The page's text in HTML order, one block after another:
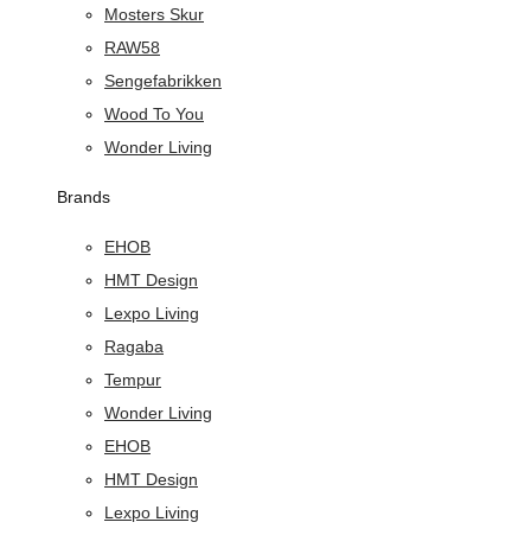
Mosters Skur
RAW58
Sengefabrikken
Wood To You
Wonder Living
Brands
EHOB
HMT Design
Lexpo Living
Ragaba
Tempur
Wonder Living
EHOB
HMT Design
Lexpo Living